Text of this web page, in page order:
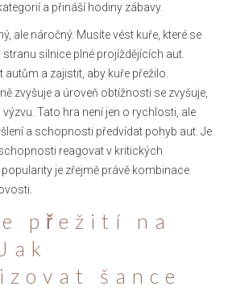
a přináší hodiny zábavy.
ale náročný. Musíte vést kuře, které se
silnice plné projíždějících aut.
a zajistit, aby kuře přežilo.
zvyšuje a úroveň obtížnosti se zvyšuje,
Tato hra není jen o rychlosti, ale
a schopnosti předvídat pohyb aut. Je
reagovat v kritických
je zřejmě právě kombinace
přežití na
šance